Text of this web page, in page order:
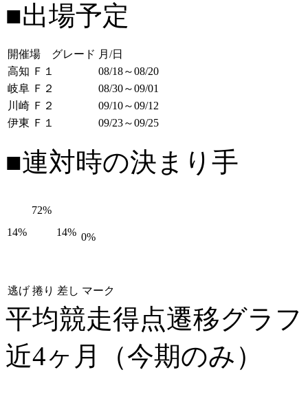
■出場予定
開催場 グレード 月/日
高知 Ｆ１
08/18～08/20
岐阜 Ｆ２
08/30～09/01
川崎 Ｆ２
09/10～09/12
伊東 Ｆ１
09/23～09/25
■連対時の決まり手
14%
72%
14% 0%
逃げ 捲り 差し マーク
平均競走得点遷移グラ
近4ヶ月（今期のみ）